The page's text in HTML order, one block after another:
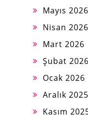
Mayıs 2026
Nisan 2026
Mart 2026
Şubat 2026
Ocak 2026
Aralık 2025
Kasım